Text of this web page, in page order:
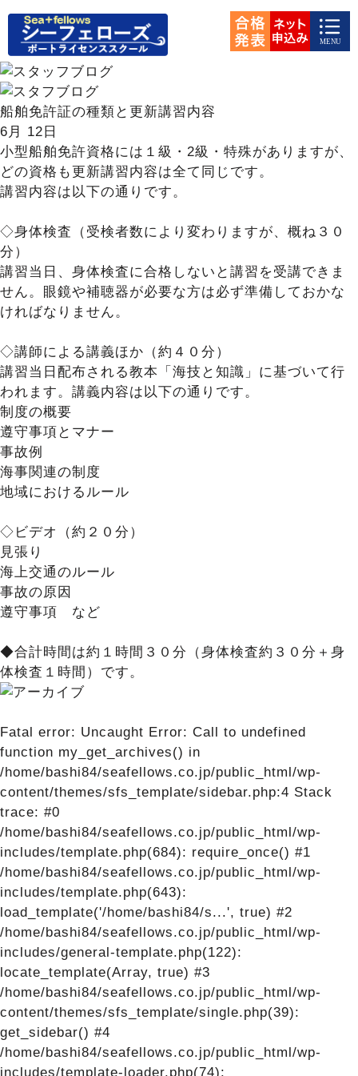
船舶免許証の種類と更新講習内容
6月
12日
小型船舶免許資格には１級・2級・特殊がありますが、
どの資格も更新講習内容は全て同じです。
講習内容は以下の通りです。
◇身体検査（受検者数により変わりますが、概ね３０
分）
講習当日、身体検査に合格しないと講習を受講できま
せん。眼鏡や補聴器が必要な方は必ず準備しておかな
ければなりません。
◇講師による講義ほか（約４０分）
講習当日配布される教本「海技と知識」に基づいて行
われます。講義内容は以下の通りです。
制度の概要
遵守事項とマナー
事故例
海事関連の制度
地域におけるルール
◇ビデオ（約２０分）
見張り
海上交通のルール
事故の原因
遵守事項 など
◆合計時間は約１時間３０分（身体検査約３０分＋身
体検査１時間）です。
Fatal error: Uncaught Error: Call to undefined
function my_get_archives() in
/home/bashi84/seafellows.co.jp/public_html/wp-
content/themes/sfs_template/sidebar.php:4 Stack
trace: #0
/home/bashi84/seafellows.co.jp/public_html/wp-
includes/template.php(684): require_once() #1
/home/bashi84/seafellows.co.jp/public_html/wp-
includes/template.php(643):
load_template('/home/bashi84/s...', true) #2
/home/bashi84/seafellows.co.jp/public_html/wp-
includes/general-template.php(122):
locate_template(Array, true) #3
/home/bashi84/seafellows.co.jp/public_html/wp-
content/themes/sfs_template/single.php(39):
get_sidebar() #4
/home/bashi84/seafellows.co.jp/public_html/wp-
includes/template-loader.php(74):